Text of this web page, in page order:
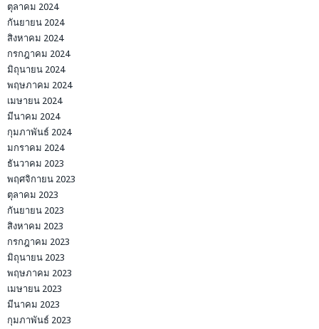
ตุลาคม 2024
กันยายน 2024
สิงหาคม 2024
กรกฎาคม 2024
มิถุนายน 2024
พฤษภาคม 2024
เมษายน 2024
มีนาคม 2024
กุมภาพันธ์ 2024
มกราคม 2024
ธันวาคม 2023
พฤศจิกายน 2023
ตุลาคม 2023
กันยายน 2023
สิงหาคม 2023
กรกฎาคม 2023
มิถุนายน 2023
พฤษภาคม 2023
เมษายน 2023
มีนาคม 2023
กุมภาพันธ์ 2023